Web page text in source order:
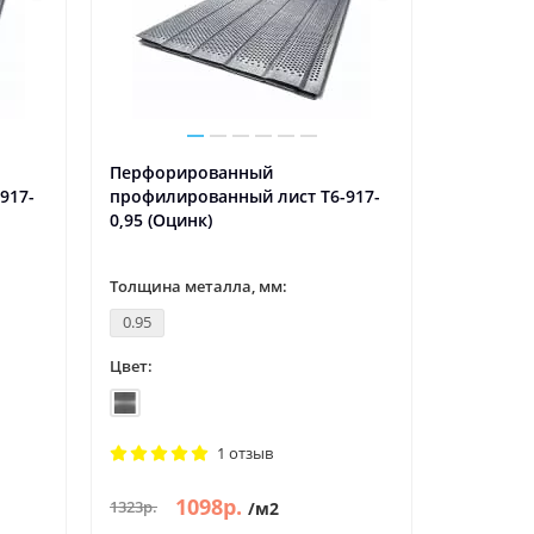
Перфорированный
профилированный лист Т6-917-
0,95 (Оцинк)
Толщина металла, мм:
0.95
Цвет:
1 отзыв
1323р. 1098р. /м2